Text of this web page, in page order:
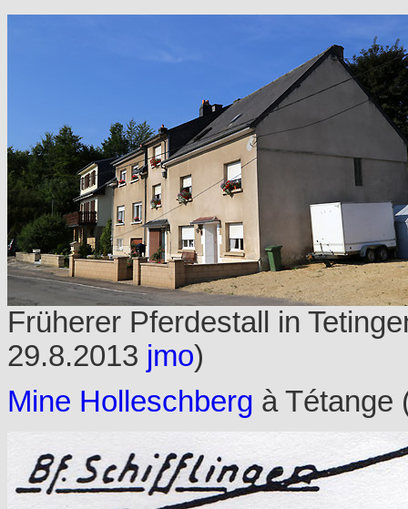
Früherer Pferdestall in
29.8.2013 jmo)
Mine Holleschberg à Tétange